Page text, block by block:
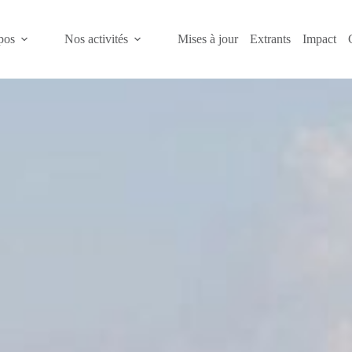
Nos activités Mises à jour Extrants Impact